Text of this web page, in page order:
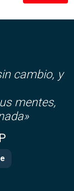
cambio, y
mentes,